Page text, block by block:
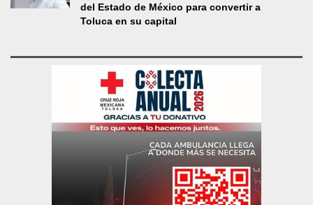
del Estado de México para convertir a
Toluca en su capital